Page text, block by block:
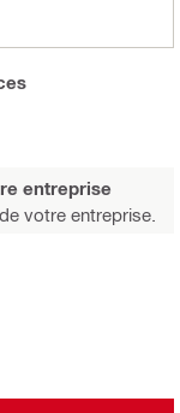
entreprise
votre entreprise.